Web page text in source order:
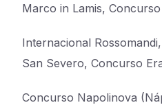
Marco in Lamis, Concurso
Internacional
San Severo, Concurso
Concurso Napolinova